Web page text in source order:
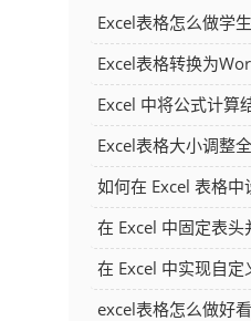
Excel表格怎么做学
Excel表格转换为
解析
Excel 中将公式计算
字的多种方法
Excel表格大小调整
如何在 Excel 表格中
容
在 Excel 中固定表头
时都显示表头的方法
在 Excel 中实现自
面指南
excel表格怎么做好